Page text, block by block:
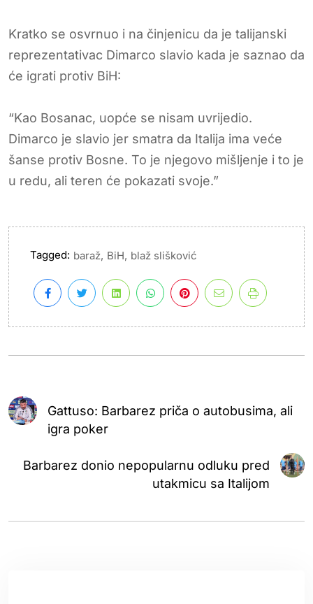
Kratko se osvrnuo i na činjenicu da je talijanski
reprezentativac Dimarco slavio kada je saznao da
će igrati protiv BiH:
“Kao Bosanac, uopće se nisam uvrijedio.
Dimarco je slavio jer smatra da Italija ima veće
šanse protiv Bosne. To je njegovo mišljenje i to je
u redu, ali teren će pokazati svoje.”
Tagged: baraž, BiH, blaž slišković
Gattuso: Barbarez priča o autobusima, ali
igra poker
Barbarez donio nepopularnu odluku pred
utakmicu sa Italijom